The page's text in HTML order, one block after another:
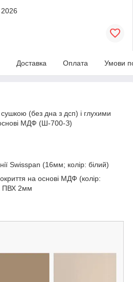
Доставка Оплата Умови
(без дна з дсп) і глухими
МДФ (Ш-700-З)
Swisspan (16мм; колір: білий)
на основі МДФ (колір:
ПВХ 2мм